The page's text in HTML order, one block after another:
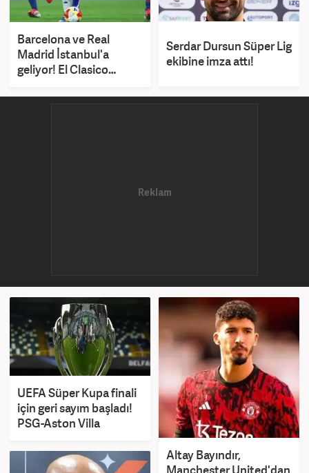
Barcelona ve Real
Madrid İstanbul'a
geliyor! El Clasico
Serdar Dursun Süper Lig
ekibine imza attı!
UEFA Süper Kupa finali
için geri sayım başladı!
PSG-Aston Villa
Altay Bayındır,
Manchester United'dan